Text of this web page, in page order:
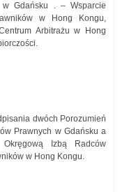
w Gdańsku . – Wsparcie
w Hong Kongu,
Arbitrażu w Hong
dwóch Porozumień
Prawnych w Gdańsku a
Izbą Radców
w Hong Kongu.